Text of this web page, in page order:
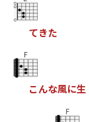
てきた
F
こんな風に生
F